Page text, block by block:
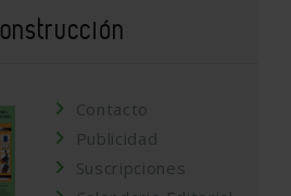
Contacto
Publicidad
Suscripciones